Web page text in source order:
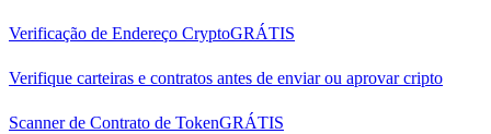
Verificação de Endereço CryptoGRÁTIS
Verifique carteiras e contratos antes de enviar ou aprovar cripto
Scanner de Contrato de TokenGRÁTIS